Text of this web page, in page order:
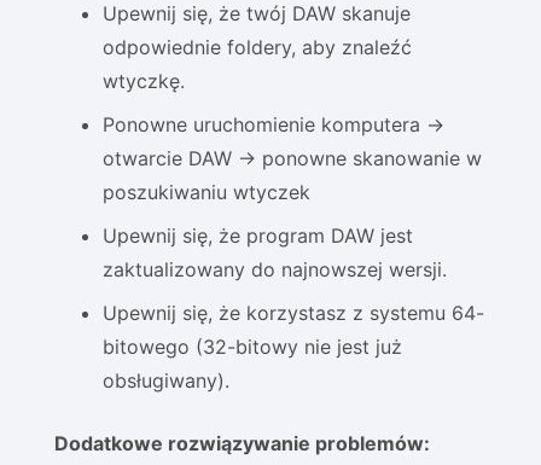
Upewnij się, że twój DAW skanuje
odpowiednie foldery, aby znaleźć
wtyczkę.
Ponowne uruchomienie komputera ->
otwarcie DAW -> ponowne skanowanie w
poszukiwaniu wtyczek
Upewnij się, że program DAW jest
zaktualizowany do najnowszej wersji.
Upewnij się, że korzystasz z systemu 64-
bitowego (32-bitowy nie jest już
obsługiwany).
Dodatkowe rozwiązywanie problemów: